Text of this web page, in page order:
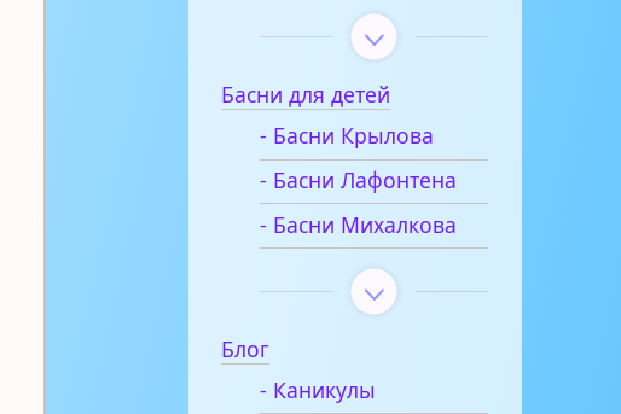
Басни для детей
- Басни Крылова
- Басни Лафонтена
- Басни Михалкова
Блог
- Каникулы